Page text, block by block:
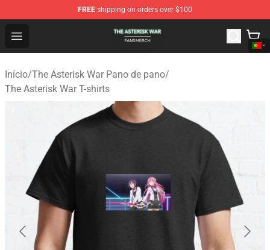
FREE shipping on orders over $100
Open menu
The Asterisk War Shop - Official The Asterisk War
Início/The Asterisk War Pano de pano/
The Asterisk War T-shirts